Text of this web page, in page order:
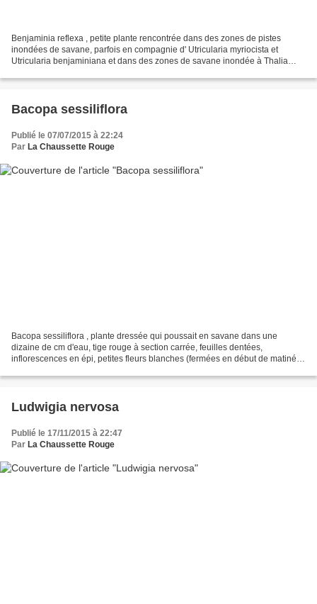
Benjaminia reflexa , petite plante rencontrée dans des zones de pistes
inondées de savane, parfois en compagnie d' Utricularia myriocista et
Utricularia benjaminiana et dans des zones de savane inondée à Thalia
Bacopa sessiliflora
Publié le 07/07/2015 à 22:24
Par La Chaussette Rouge
Bacopa sessiliflora , plante dressée qui poussait en savane dans une
dizaine de cm d'eau, tige rouge à section carrée, feuilles dentées,
inflorescences en épi, petites fleurs blanches (fermées en début de matinée,
Ludwigia nervosa
Publié le 17/11/2015 à 22:47
Par La Chaussette Rouge